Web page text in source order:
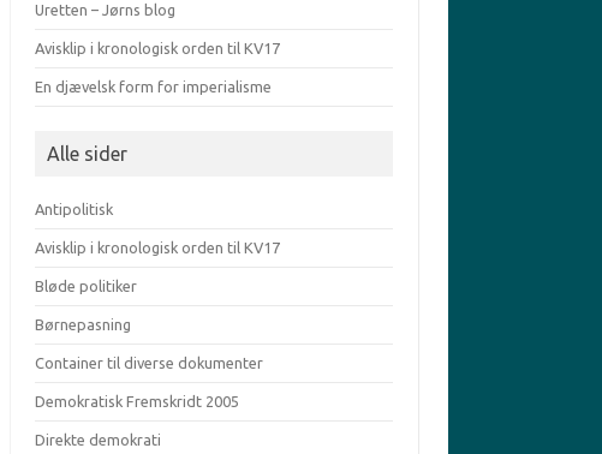
Uretten – Jørns blog
Avisklip i kronologisk orden til KV17
En djævelsk form for imperialisme
Alle sider
Antipolitisk
Avisklip i kronologisk orden til KV17
Bløde politiker
Børnepasning
Container til diverse dokumenter
Demokratisk Fremskridt 2005
Direkte demokrati